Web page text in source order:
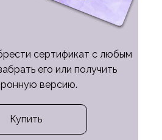
сертификат с любым
его или получить
версию.
Купить